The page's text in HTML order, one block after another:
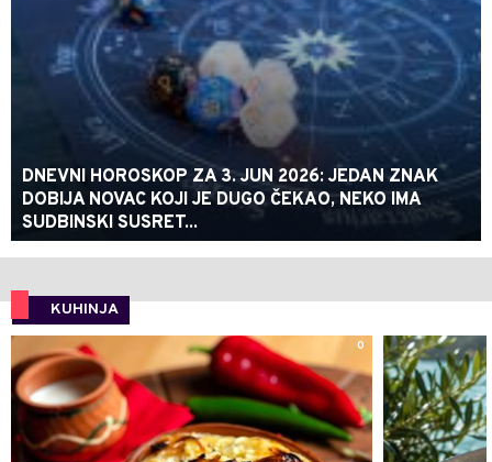
DNEVNI HOROSKOP ZA 3. JUN 2026: JEDAN ZNAK
DOBIJA NOVAC KOJI JE DUGO ČEKAO, NEKO IMA
SUDBINSKI SUSRET...
KUHINJA
0